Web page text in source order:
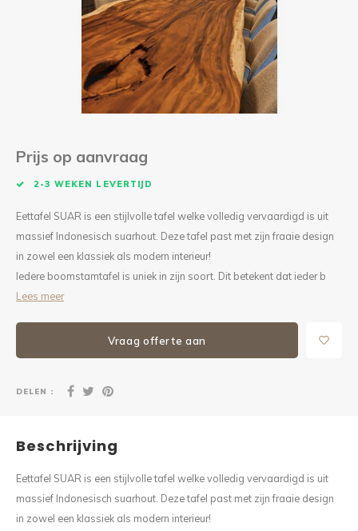
Prijs op aanvraag
2-3 WEKEN LEVERTIJD
Eettafel SUAR is een stijlvolle tafel welke volledig vervaardigd is uit
massief Indonesisch suarhout. Deze tafel past met zijn fraaie design
in zowel een klassiek als modern interieur!
Iedere boomstamtafel is uniek in zijn soort. Dit betekent dat ieder b
Lees meer
Vraag offerte aan
DELEN :
Beschrijving
Eettafel SUAR is een stijlvolle tafel welke volledig vervaardigd is uit
massief Indonesisch suarhout. Deze tafel past met zijn fraaie design
in zowel een klassiek als modern interieur!